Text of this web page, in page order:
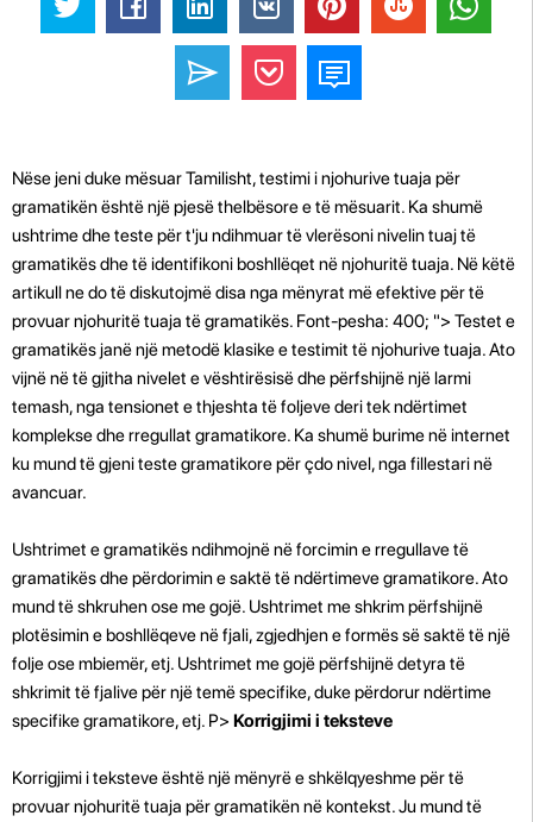
Nëse jeni duke mësuar Tamilisht, testimi i njohurive tuaja për
gramatikën është një pjesë thelbësore e të mësuarit. Ka shumë
ushtrime dhe teste për t'ju ndihmuar të vlerësoni nivelin tuaj të
gramatikës dhe të identifikoni boshllëqet në njohuritë tuaja. Në këtë
artikull ne do të diskutojmë disa nga mënyrat më efektive për të
provuar njohuritë tuaja të gramatikës. Font-pesha: 400; "> Testet e
gramatikës janë një metodë klasike e testimit të njohurive tuaja. Ato
vijnë në të gjitha nivelet e vështirësisë dhe përfshijnë një larmi
temash, nga tensionet e thjeshta të foljeve deri tek ndërtimet
komplekse dhe rregullat gramatikore. Ka shumë burime në internet
ku mund të gjeni teste gramatikore për çdo nivel, nga fillestari në
avancuar.
Ushtrimet e gramatikës ndihmojnë në forcimin e rregullave të
gramatikës dhe përdorimin e saktë të ndërtimeve gramatikore. Ato
mund të shkruhen ose me gojë. Ushtrimet me shkrim përfshijnë
plotësimin e boshllëqeve në fjali, zgjedhjen e formës së saktë të një
folje ose mbiemër, etj. Ushtrimet me gojë përfshijnë detyra të
shkrimit të fjalive për një temë specifike, duke përdorur ndërtime
specifike gramatikore, etj. P> Korrigjimi i teksteve
Korrigjimi i teksteve është një mënyrë e shkëlqyeshme për të
provuar njohuritë tuaja për gramatikën në kontekst. Ju mund të